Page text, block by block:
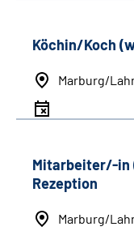
Köchin/Koch
Marburg/
Mitarbeiter/-in
Rezeption
Marburg/